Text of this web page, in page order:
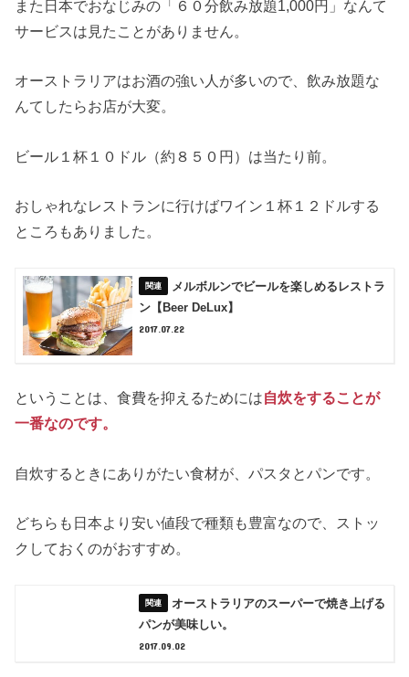
また日本でおなじみの「６０分飲み放題1,000円」なんて
サービスは見たことがありません。
オーストラリアはお酒の強い人が多いので、飲み放題な
んてしたらお店が大変。
ビール１杯１０ドル（約８５０円）は当たり前。
おしゃれなレストランに行けばワイン１杯１２ドルする
ところもありました。
メルボルンでビールを楽しめるレストラ
ン【Beer DeLux】
2017.07.22
ということは、食費を抑えるためには自炊をすることが
一番なのです。
自炊するときにありがたい食材が、パスタとパンです。
どちらも日本より安い値段で種類も豊富なので、ストッ
クしておくのがおすすめ。
オーストラリアのスーパーで焼き上げる
パンが美味しい。
2017.09.02